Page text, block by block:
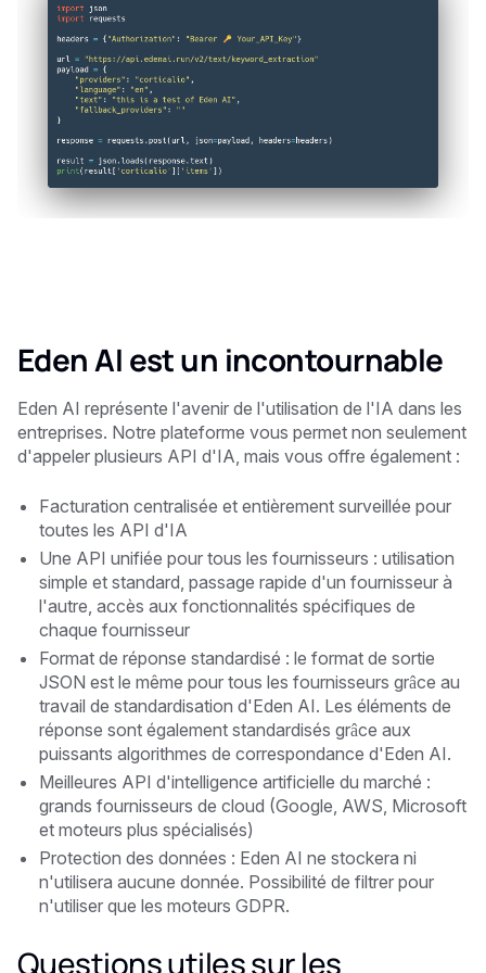
Eden AI est un incontournable
Eden AI représente l'avenir de l'utilisation de l'IA dans les
entreprises. Notre plateforme vous permet non seulement
d'appeler plusieurs API d'IA, mais vous offre également :
Facturation centralisée et entièrement surveillée pour
toutes les API d'IA
Une API unifiée pour tous les fournisseurs : utilisation
simple et standard, passage rapide d'un fournisseur à
l'autre, accès aux fonctionnalités spécifiques de
chaque fournisseur
Format de réponse standardisé : le format de sortie
JSON est le même pour tous les fournisseurs grâce au
travail de standardisation d'Eden AI. Les éléments de
réponse sont également standardisés grâce aux
puissants algorithmes de correspondance d'Eden AI.
Meilleures API d'intelligence artificielle du marché :
grands fournisseurs de cloud (Google, AWS, Microsoft
et moteurs plus spécialisés)
Protection des données : Eden AI ne stockera ni
n'utilisera aucune donnée. Possibilité de filtrer pour
n'utiliser que les moteurs GDPR.
Questions utiles sur les